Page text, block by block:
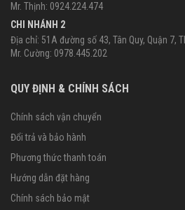
Mr. Thịnh: 0924.224.474
CHI NHÁNH 2
Địa chỉ: 51A đường số 43, Tân Quy, Quận 7,
Mr. Cường: 0978.445.202
QUY ĐỊNH & CHÍNH SÁCH
Chính sách vận chuyển
Đổi trả và bảo hành
Phương thức thanh toán
Hướng dẫn đặt hàng
Chính sách bảo mật